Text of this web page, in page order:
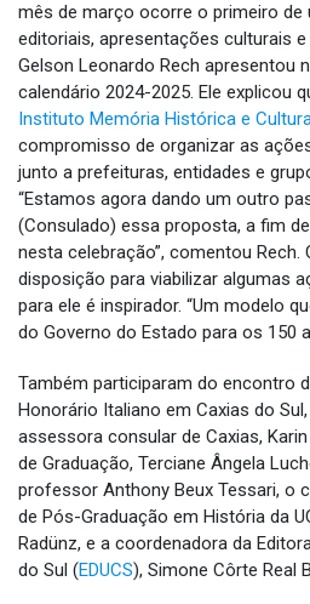
mês de março ocorre o primeiro de
editoriais, apresentações culturais
Gelson Leonardo Rech apresentou
calendário 2024-2025. Ele explicou
Instituto Memória Histórica e
compromisso de organizar as
junto a prefeituras, entidades e
“Estamos agora dando um outro
(Consulado) essa proposta, a fim
nesta celebração”, comentou
disposição para viabilizar algumas
para ele é inspirador. “Um modelo
do Governo do Estado para os 150
Também participaram do encontro
Honorário Italiano em Caxias do
assessora consular de Caxias,
de Graduação, Terciane Ângela
professor Anthony Beux Tessari, o
de Pós-Graduação em História da
Radünz, e a coordenadora da
do Sul (EDUCS), Simone Côrte Real